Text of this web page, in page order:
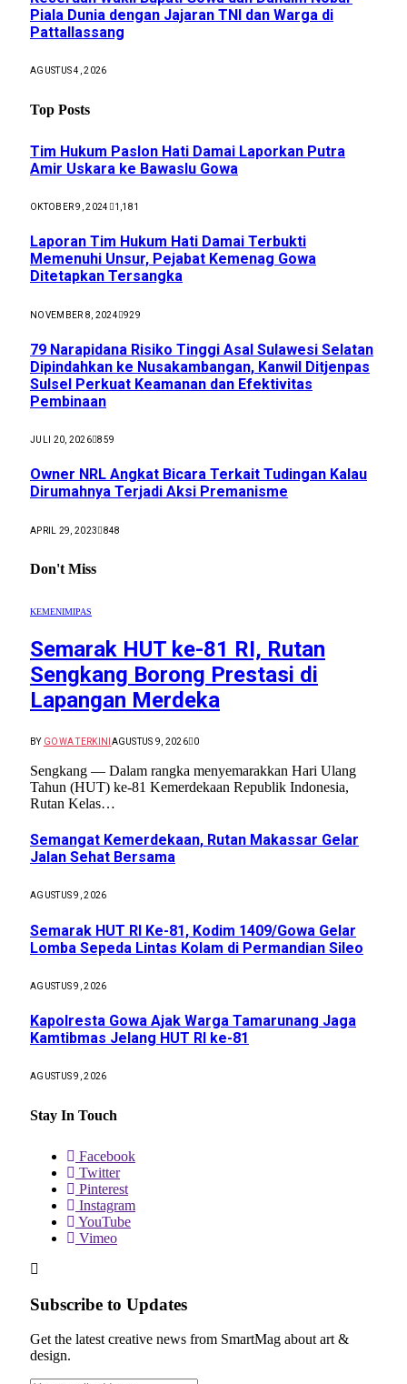
Piala Dunia dengan Jajaran TNI dan Warga di
Pattallassang
AGUSTUS 4, 2026
Top Posts
Tim Hukum Paslon Hati Damai Laporkan Putra
Amir Uskara ke Bawaslu Gowa
OKTOBER 9, 2024 1,181
Laporan Tim Hukum Hati Damai Terbukti
Memenuhi Unsur, Pejabat Kemenag Gowa
Ditetapkan Tersangka
NOVEMBER 8, 2024 929
79 Narapidana Risiko Tinggi Asal Sulawesi Selatan
Dipindahkan ke Nusakambangan, Kanwil Ditjenpas
Sulsel Perkuat Keamanan dan Efektivitas
Pembinaan
JULI 20, 2026 859
Owner NRL Angkat Bicara Terkait Tudingan Kalau
Dirumahnya Terjadi Aksi Premanisme
APRIL 29, 2023 848
Don't Miss
KEMENIMIPAS
Semarak HUT ke-81 RI, Rutan
Sengkang Borong Prestasi di
Lapangan Merdeka
BY GOWA TERKINI AGUSTUS 9, 2026 0
Sengkang — Dalam rangka menyemarakkan Hari Ulang
Tahun (HUT) ke-81 Kemerdekaan Republik Indonesia,
Rutan Kelas…
Semangat Kemerdekaan, Rutan Makassar Gelar
Jalan Sehat Bersama
AGUSTUS 9, 2026
Semarak HUT RI Ke-81, Kodim 1409/Gowa Gelar
Lomba Sepeda Lintas Kolam di Permandian Sileo
AGUSTUS 9, 2026
Kapolresta Gowa Ajak Warga Tamarunang Jaga
Kamtibmas Jelang HUT RI ke-81
AGUSTUS 9, 2026
Stay In Touch
Facebook
Twitter
Pinterest
Instagram
YouTube
Vimeo
Subscribe to Updates
Get the latest creative news from SmartMag about art &
design.